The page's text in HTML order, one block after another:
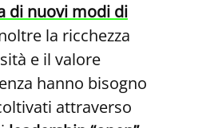
di nuovi modi di
la ricchezza
e il valore
hanno bisogno
attraverso